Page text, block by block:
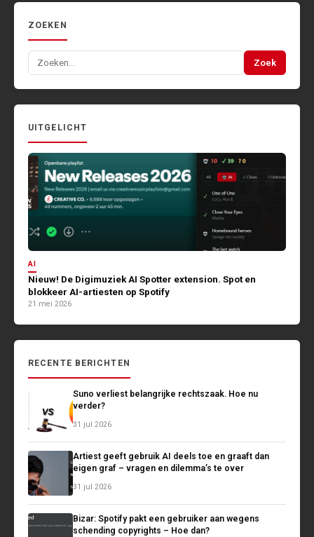
ZOEKEN
Zoeken
naar:
Zoek
UITGELICHT
AI
Nieuw! De Digimuziek AI Spotter extension. Spot en
blokkeer AI-artiesten op Spotify
21 mei 2026
RECENTE BERICHTEN
Suno verliest belangrijke rechtszaak. Hoe nu
verder?
31 jul 2026
Artiest geeft gebruik AI deels toe en graaft dan
eigen graf – vragen en dilemma’s te over
31 jul 2026
Bizar: Spotify pakt een gebruiker aan wegens
schending copyrights – Hoe dan?